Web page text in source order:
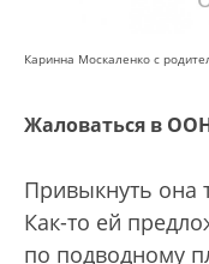
Каринна Москаленко с
Жаловаться в
Привыкнуть она
Как-то ей
по подводному